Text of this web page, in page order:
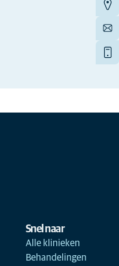
Snel naar
Alle klinieken
Behandelingen